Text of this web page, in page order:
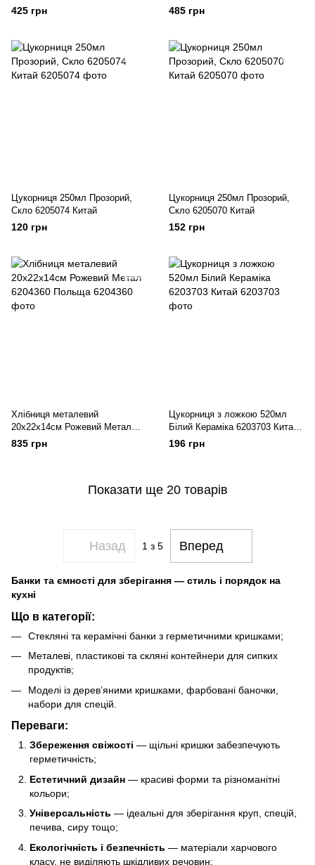
мармур Порцеляна 6205447
425 грн
мармур, Порцеляна 6205451
485 грн
Цукорниця 250мл Прозорий,
Скло 6205074 Китай
120 грн
Цукорниця 250мл Прозорий,
Скло 6205070 Китай
152 грн
Хлібниця металевий
20х22х14см Рожевий Метал
6204360 Польща
835 грн
Цукорниця з ложкою 520мл
Білий Кераміка 6203703 Китай,
Цукорниця
196 грн
Показати ще 20 товарів
Назад 1 з 5 Вперед
Банки та ємності для зберігання — стиль і порядок на
кухні
Що в категорії:
Стекляні та керамічні банки з герметичними кришками;
Металеві, пластикові та скляні контейнери для сипких
продуктів;
Моделі із дерев’яними кришками, фарбовані баночки,
набори для спецій.
Переваги:
Збереження свіжості — щільні кришки забезпечують
герметичність;
Естетичний дизайн — красиві форми та різноманітні
кольори;
Універсальність — ідеальні для зберігання круп, спецій,
печива, сиру тощо;
Екологічність і безпечність — матеріали харчового
класу, не виділяють шкідливих речовин;